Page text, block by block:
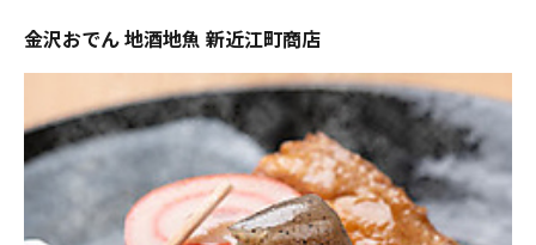
金沢おでん 地酒地魚 新近江町商店